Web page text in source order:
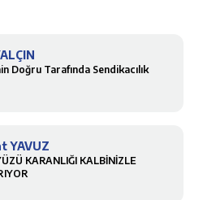
Doğru Tarafında Sendikacılık
YAVUZ
KARANLIĞI KALBİNİZLE